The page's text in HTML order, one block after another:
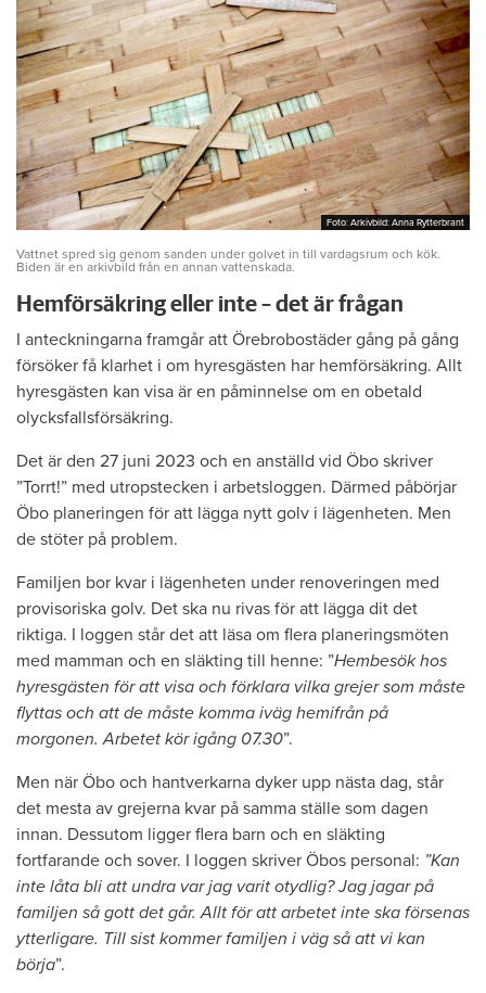
Foto: Arkivbild: Anna Rytterbrant
Foto: Arkivbild: Anna Rytterbrant
Vattnet spred sig genom sanden under golvet in till vardagsrum och kök.
Biden är en arkivbild från en annan vattenskada.
Hemförsäkring eller inte – det är frågan
I anteckningarna framgår att Örebrobostäder gång på gång
försöker få klarhet i om hyresgästen har hemförsäkring. Allt
hyresgästen kan visa är en påminnelse om en obetald
olycksfallsförsäkring.
Det är den 27 juni 2023 och en anställd vid Öbo skriver
”Torrt!” med utropstecken i arbetsloggen. Därmed påbörjar
Öbo planeringen för att lägga nytt golv i lägenheten. Men
de stöter på problem.
Familjen bor kvar i lägenheten under renoveringen med
provisoriska golv. Det ska nu rivas för att lägga dit det
riktiga. I loggen står det att läsa om flera planeringsmöten
med mamman och en släkting till henne: ”Hembesök hos
hyresgästen för att visa och förklara vilka grejer som måste
flyttas och att de måste komma iväg hemifrån på
morgonen. Arbetet kör igång 07.30”.
Men när Öbo och hantverkarna dyker upp nästa dag, står
det mesta av grejerna kvar på samma ställe som dagen
innan. Dessutom ligger flera barn och en släkting
fortfarande och sover. I loggen skriver Öbos personal: ”Kan
inte låta bli att undra var jag varit otydlig? Jag jagar på
familjen så gott det går. Allt för att arbetet inte ska försenas
ytterligare. Till sist kommer familjen i väg så att vi kan
börja”.